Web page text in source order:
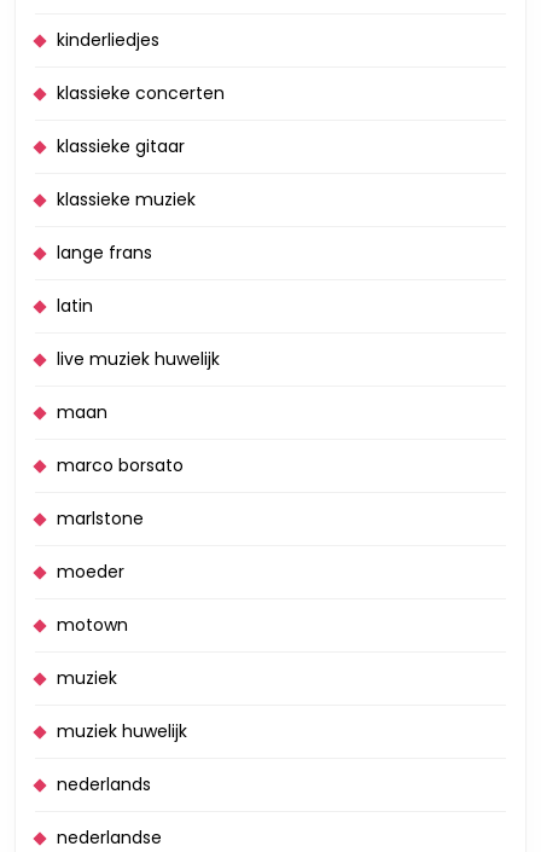
kinderliedjes
klassieke concerten
klassieke gitaar
klassieke muziek
lange frans
latin
live muziek huwelijk
maan
marco borsato
marlstone
moeder
motown
muziek
muziek huwelijk
nederlands
nederlandse